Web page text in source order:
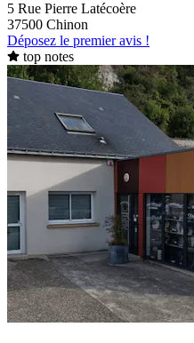
5 Rue Pierre Latécoère
37500 Chinon
Déposez le premier avis !
top notes